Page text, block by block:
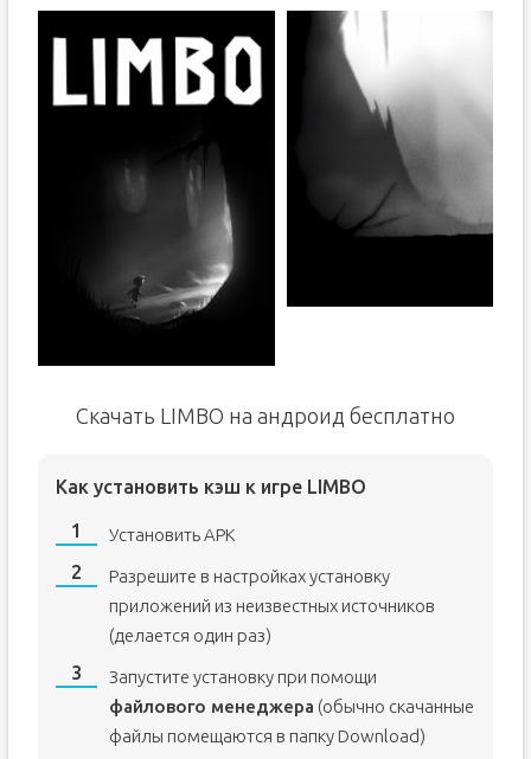
Скачать LIMBO на андроид бесплатно
Как установить кэш к игре LIMBO
Установить APK
Разрешите в настройках установку
приложений из неизвестных источников
(делается один раз)
Запустите установку при помощи
файлового менеджера (обычно скачанные
файлы помещаются в папку Download)